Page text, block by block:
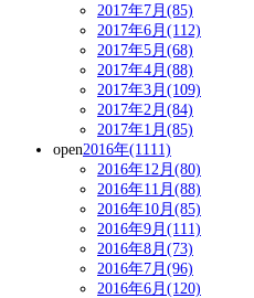
2017年7月(85)
2017年6月(112)
2017年5月(68)
2017年4月(88)
2017年3月(109)
2017年2月(84)
2017年1月(85)
open2016年(1111)
2016年12月(80)
2016年11月(88)
2016年10月(85)
2016年9月(111)
2016年8月(73)
2016年7月(96)
2016年6月(120)